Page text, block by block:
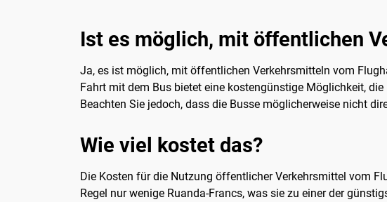
Ist es möglich, mit öffentlichen
Ja, es ist möglich, mit öffentlichen Verkehrsmitteln vom
Fahrt mit dem Bus bietet eine kostengünstige Möglichkeit,
Beachten Sie jedoch, dass die Busse möglicherweise nicht
Wie viel kostet das?
Die Kosten für die Nutzung öffentlicher Verkehrsmittel vom
Regel nur wenige Ruanda-Francs, was sie zu einer der